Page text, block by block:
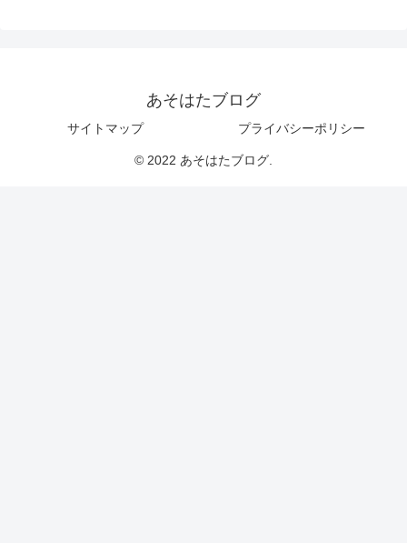
あそはたブログ
サイトマップ プライバシーポリシー
© 2022 あそはたブログ.